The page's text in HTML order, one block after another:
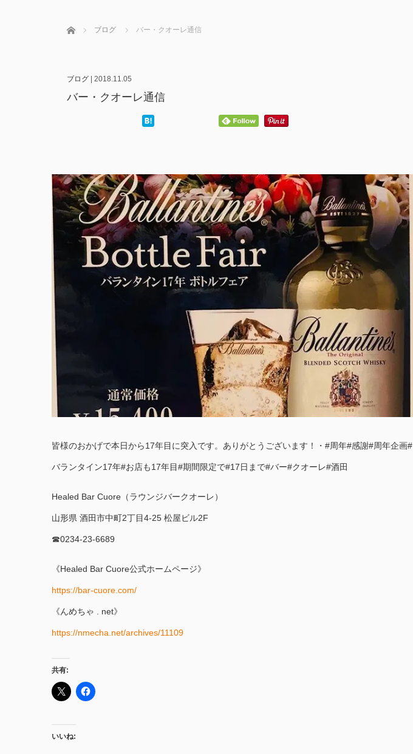
ホーム ブログ バー・クオーレ通信
ブログ| 2018.11.05
バー・クオーレ通信
皆様のおかげで本日から17年目に突入です。ありがとうございます！・#周年#感謝#周年企画#
バランタイン17年#お店も17年目#期間限定で#17日まで#バー#クオーレ#酒田
Healed Bar Cuore（ラウンジバークオーレ）
山形県 酒田市中町2丁目4-25 松屋ビル2F
☎︎0234-23-6689
《Healed Bar Cuore公式ホームページ》
https://bar-cuore.com/
《んめちゃ . net》
https://nmecha.net/archives/11109
共有:
いいね: